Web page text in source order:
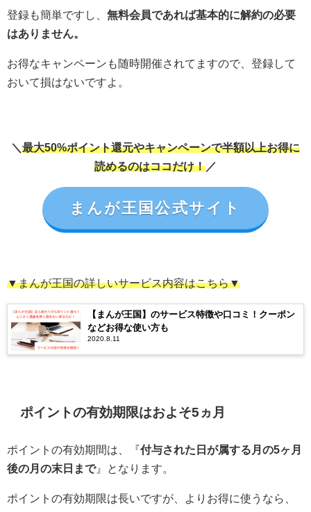
登録も簡単ですし、 無料会員であれば基本的に解約の必要
はありません。
お得なキャンペーンも随時開催されてますので、登録して
おいて損はないですよ。
＼ 最大50%ポイント還元やキャンペーンで半額以上お得に
読めるのはココだけ！ ／
まんが王国公式サイト
▼まんが王国の詳しいサービス内容はこちら▼
【まんが王国】のサービス特徴や口コミ！クーポン
などお得な使い方も
2020.8.11
ポイントの有効期限はおよそ5ヵ月
ポイントの有効期間は、『付与された日が属する月の5ヶ月
後の月の末日まで』となります。
ポイントの有効期限は長いですが、よりお得に使うなら、